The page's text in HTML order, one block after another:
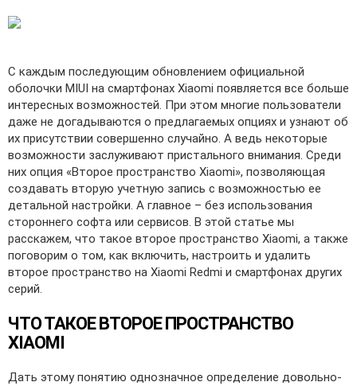
С каждым последующим обновлением официальной
оболочки MIUI на смартфонах Xiaomi появляется все больше
интересных возможностей. При этом многие пользователи
даже не догадываются о предлагаемых опциях и узнают об
их присутствии совершенно случайно. А ведь некоторые
возможности заслуживают пристального внимания. Среди
них опция «Второе пространство Xiaomi», позволяющая
создавать вторую учетную запись с возможностью ее
детальной настройки. А главное – без использования
стороннего софта или сервисов. В этой статье мы
расскажем, что такое второе пространство Xiaomi, а также
поговорим о том, как включить, настроить и удалить
второе пространство на Xiaomi Redmi и смартфонах других
серий.
ЧТО ТАКОЕ ВТОРОЕ ПРОСТРАНСТВО
XIAOMI
Дать этому понятию однозначное определение довольно-